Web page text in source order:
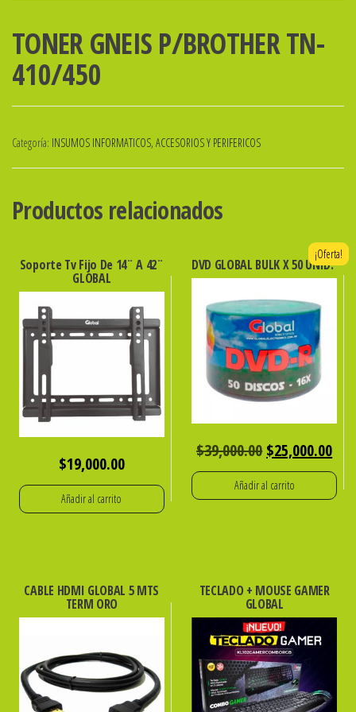
TONER GNEIS P/BROTHER TN-
410/450
Categoría: INSUMOS INFORMATICOS, ACCESORIOS Y PERIFERICOS
Productos relacionados
Soporte Tv Fijo De 14¨ A 42¨
GLOBAL
$19,000.00
Añadir al carrito
DVD GLOBAL BULK X 50 UNID.
¡Oferta!
$39,000.00 El
precio
original
$25,000.00El
Añadir al carrito
CABLE HDMI GLOBAL 5 MTS
TERM ORO
TECLADO + MOUSE GAMER
GLOBAL